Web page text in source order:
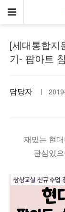
[세대통합지
기- 팝아트
담당자 ㅣ
재밌는 현
관심있